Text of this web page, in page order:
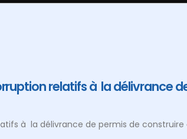
relatifs à la délivrance
à la délivrance de permis de